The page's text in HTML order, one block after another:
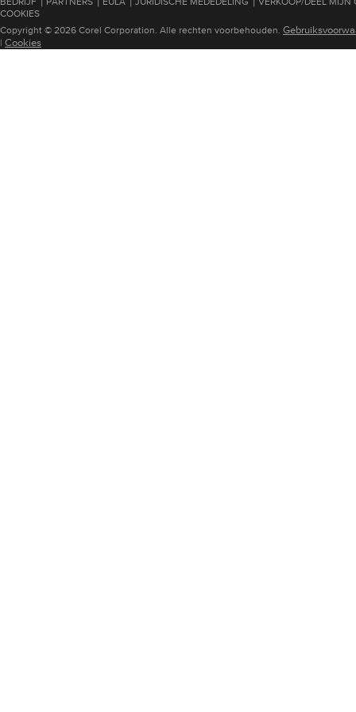
COOKIES
Copyright © 2026 Corel Corporation. Alle rechten voorbehouden.
| Cookies